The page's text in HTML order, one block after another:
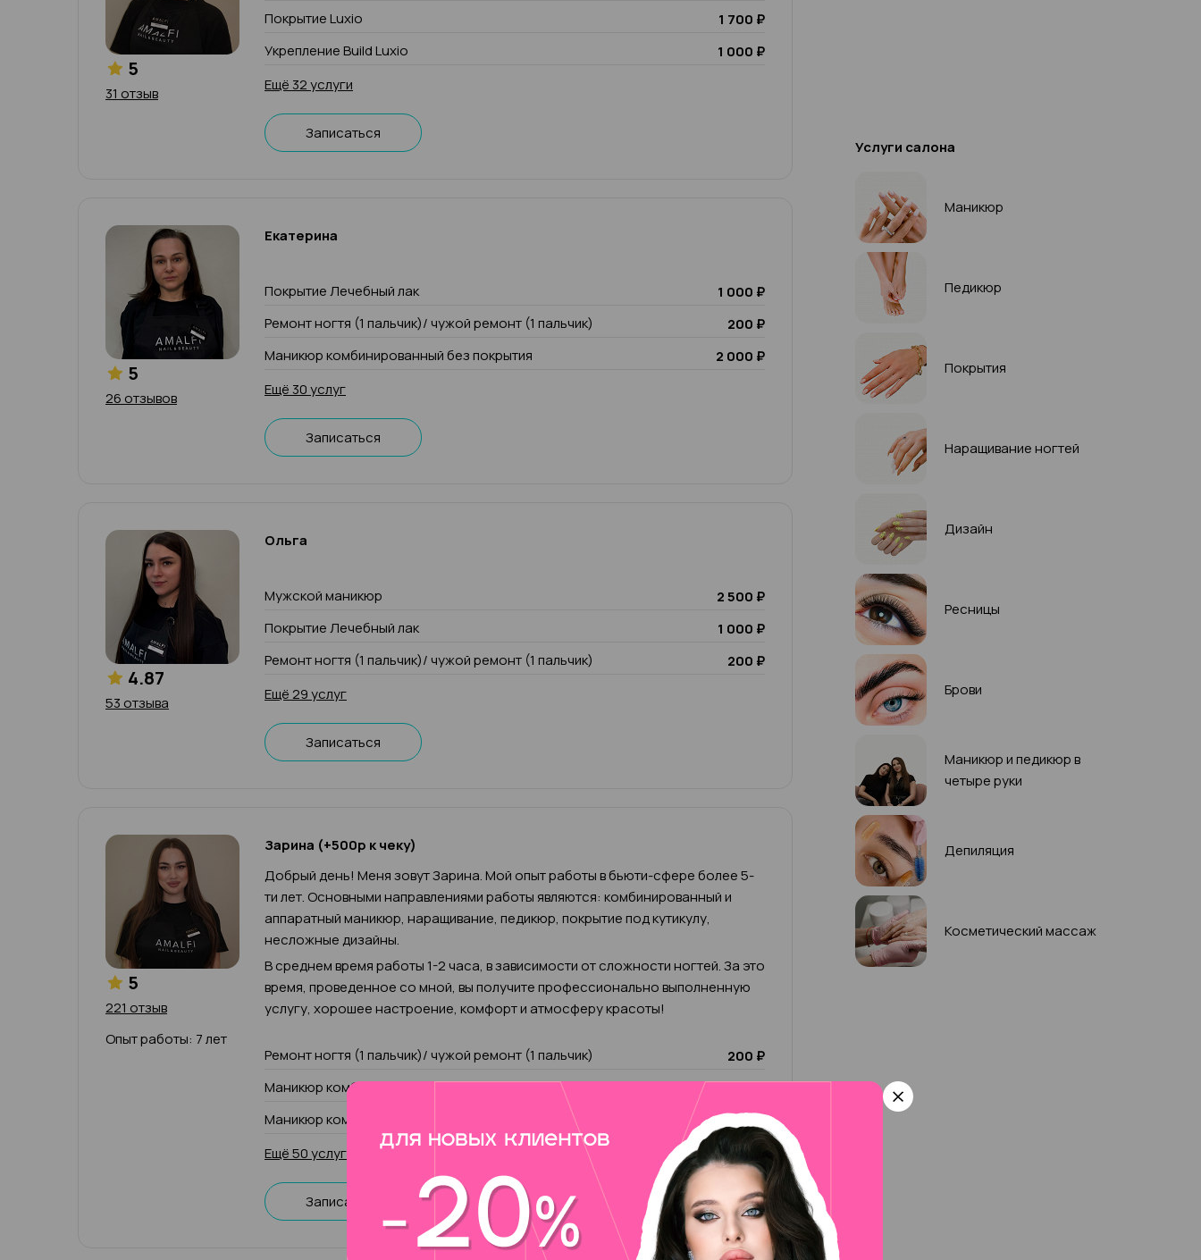
5
31 отзыв
Покрытие Luxio
1 700 ₽
Укрепление Build Luxio
1 000 ₽
Ещё 32 услуги
Записаться
5
26 отзывов
Екатерина
Покрытие Лечебный лак
1 000 ₽
Ремонт ногтя (1 пальчик)/ чужой ремонт (1 пальчик)
200 ₽
Маникюр комбинированный без покрытия
2 000 ₽
Ещё 30 услуг
Записаться
4.87
53 отзыва
Ольга
Мужской маникюр
2 500 ₽
Покрытие Лечебный лак
1 000 ₽
Ремонт ногтя (1 пальчик)/ чужой ремонт (1 пальчик)
200 ₽
Ещё 29 услуг
Записаться
5
221 отзыв
Опыт работы: 7 лет
Зарина (+500р к чеку)
Добрый день! Меня зовут Зарина. Мой опыт работы в бьюти-сфере более 5-
ти лет. Основными направлениями работы являются: комбинированный и
аппаратный маникюр, наращивание, педикюр, покрытие под кутикулу,
несложные дизайны.
В среднем время работы 1-2 часа, в зависимости от сложности ногтей. За это
время, проведенное со мной, вы получите профессионально выполненную
услугу, хорошее настроение, комфорт и атмосферу красоты!
Ремонт ногтя (1 пальчик)/ чужой ремонт (1 пальчик)
200 ₽
Маникюр комбинированный без покрытия
2 000 ₽
Маникюр комбинированный с учётом последующего покрытия
1 500 ₽
Ещё 50 услуг
Записаться
Услуги салона
Маникюр
Педикюр
Покрытия
Наращивание ногтей
Дизайн
Ресницы
Брови
Маникюр и педикюр в
четыре руки
Депиляция
Косметический массаж